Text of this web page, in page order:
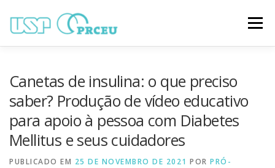
para
Menu
TRABALHOS ONLINE PROGRAMAÇÃO
NOTÍCIAS CONTATO
Canetas de insulina: o que preciso
saber? Produção de vídeo educativo
para apoio à pessoa com Diabetes
Mellitus e seus cuidadores
PUBLICADO EM 25 DE NOVEMBRO DE 2021 POR PRÓ-